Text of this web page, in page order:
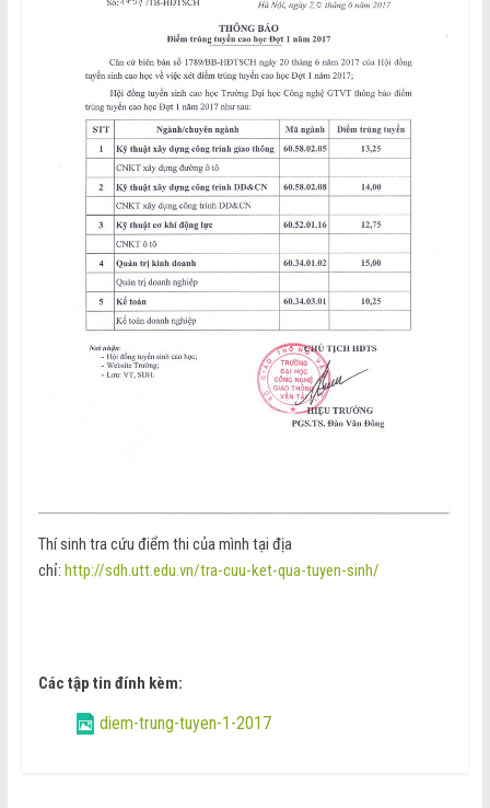
Thí sinh tra cứu điểm thi của mình tại địa
chỉ: http://sdh.utt.edu.vn/tra-cuu-ket-qua-tuyen-sinh/
Các tập tin đính kèm:
diem-trung-tuyen-1-2017